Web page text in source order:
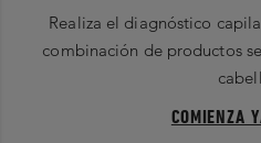
Realiza el diagnóstico
combinación de productos
COMIENZA